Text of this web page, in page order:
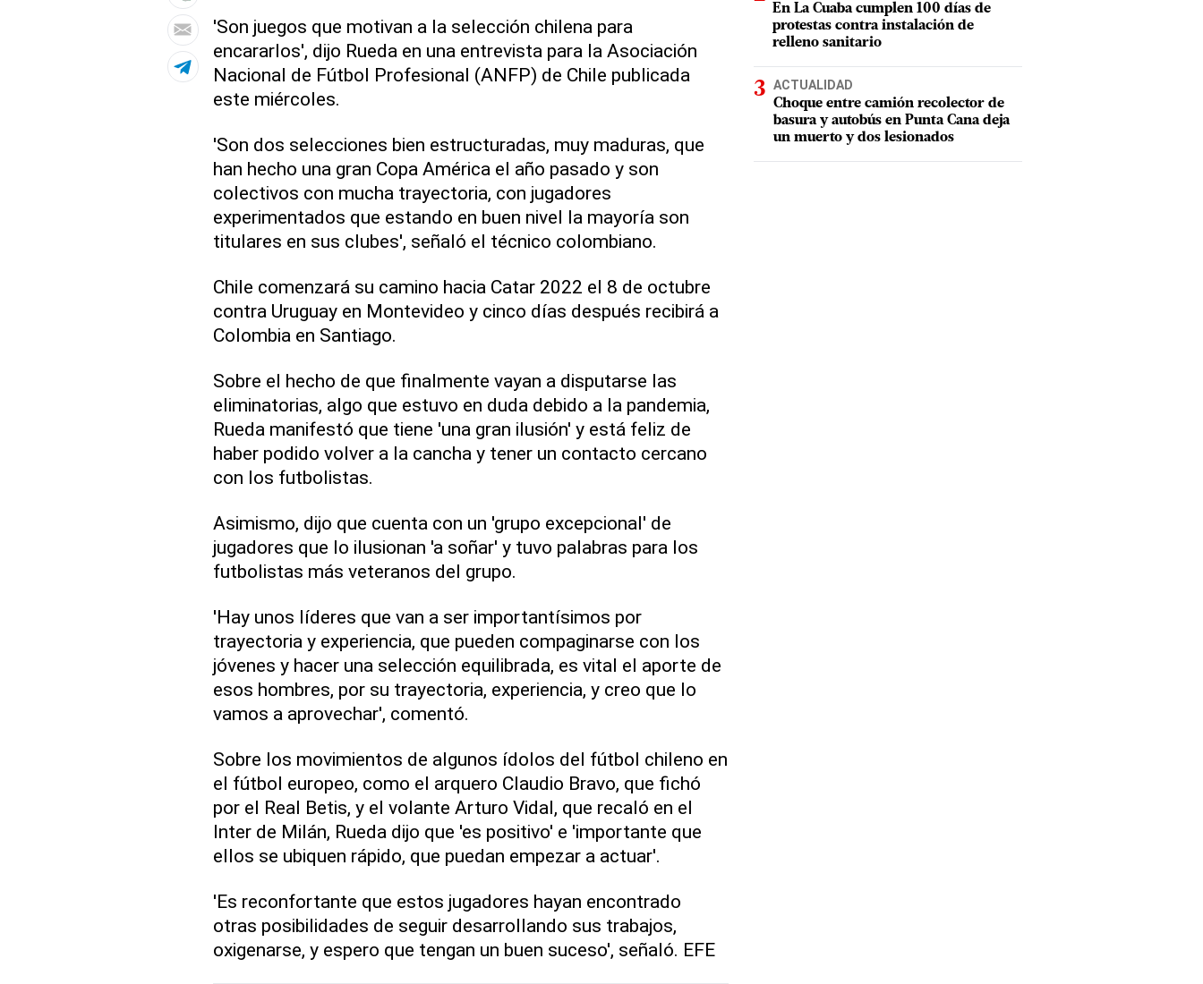
'Son juegos que motivan a la selección chilena para
encararlos', dijo Rueda en una entrevista para la Asociación
Nacional de Fútbol Profesional (ANFP) de Chile publicada
este miércoles.
'Son dos selecciones bien estructuradas, muy maduras, que
han hecho una gran Copa América el año pasado y son
colectivos con mucha trayectoria, con jugadores
experimentados que estando en buen nivel la mayoría son
titulares en sus clubes', señaló el técnico colombiano.
Chile comenzará su camino hacia Catar 2022 el 8 de octubre
contra Uruguay en Montevideo y cinco días después recibirá a
Colombia en Santiago.
Sobre el hecho de que finalmente vayan a disputarse las
eliminatorias, algo que estuvo en duda debido a la pandemia,
Rueda manifestó que tiene 'una gran ilusión' y está feliz de
haber podido volver a la cancha y tener un contacto cercano
con los futbolistas.
Asimismo, dijo que cuenta con un 'grupo excepcional' de
jugadores que lo ilusionan 'a soñar' y tuvo palabras para los
futbolistas más veteranos del grupo.
'Hay unos líderes que van a ser importantísimos por
trayectoria y experiencia, que pueden compaginarse con los
jóvenes y hacer una selección equilibrada, es vital el aporte de
esos hombres, por su trayectoria, experiencia, y creo que lo
vamos a aprovechar', comentó.
Sobre los movimientos de algunos ídolos del fútbol chileno en
el fútbol europeo, como el arquero Claudio Bravo, que fichó
por el Real Betis, y el volante Arturo Vidal, que recaló en el
Inter de Milán, Rueda dijo que 'es positivo' e 'importante que
ellos se ubiquen rápido, que puedan empezar a actuar'.
'Es reconfortante que estos jugadores hayan encontrado
otras posibilidades de seguir desarrollando sus trabajos,
oxigenarse, y espero que tengan un buen suceso', señaló. EFE
En La Cuaba cumplen 100 días de
protestas contra instalación de
relleno sanitario
ACTUALIDAD
Choque entre camión recolector de
basura y autobús en Punta Cana deja
un muerto y dos lesionados